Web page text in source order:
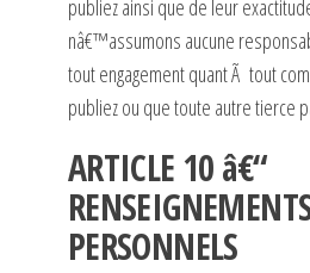
publiez ainsi que de leur
nâ€™assumons aucune
tout engagement quant Ã tout
publiez ou que toute autre tierce
ARTICLE 10 â€“
PERSONNELS